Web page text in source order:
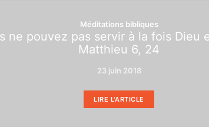
Méditations bibliques
ne pouvez pas servir à la fois Dieu
Matthieu 6, 24
23 juin 2018
LIRE L'ARTICLE